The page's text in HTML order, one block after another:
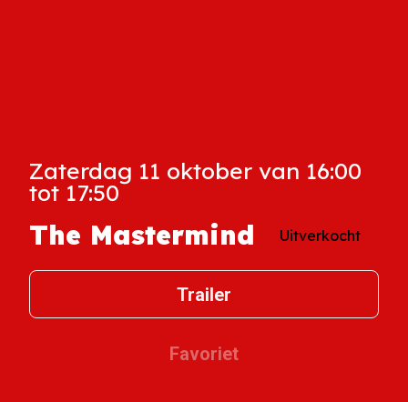
Zaterdag 11 oktober van 16:00
tot 17:50
The Mastermind Uitverkocht
Trailer
Favoriet